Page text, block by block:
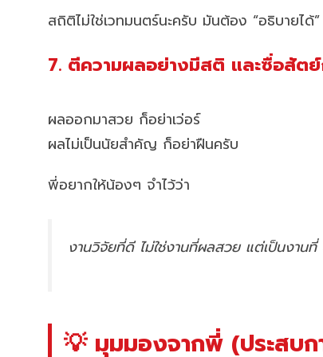
สถิติไม่ใช่เวทมนตร์นะครับ มันต้อง “อธิบายได้
7. ตีความผลอย่างมีสติ และซื่อสัต
ผลออกมาสวย ก็อย่าเว่อร์
ผลไม่เป็นนัยสำคัญ ก็อย่าฝืนครับ
พี่อยากให้น้องๆ จำไว้ว่า
งานวิจัยที่ดี ไม่ใช่งานที่ผลสวย แต่เป็นงานที่
💡 มุมมองจากพี่ (ประสบ